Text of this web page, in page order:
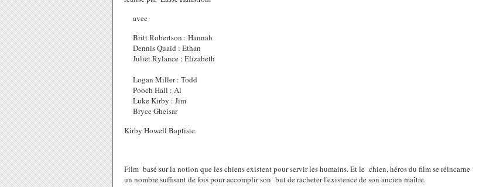
avec
Britt Robertson : Hannah
Dennis Quaid : Ethan
Juliet Rylance : Elizabeth
Logan Miller : Todd
Pooch Hall : Al
Luke Kirby : Jim
Bryce Gheisar
Kirby Howell Baptiste
Film basé sur la notion que les chiens existent pour servir les humains. Et le chien, héros du film se réincarne
un nombre suffisant de fois pour accomplir son but de racheter l'existence de son ancien maître.